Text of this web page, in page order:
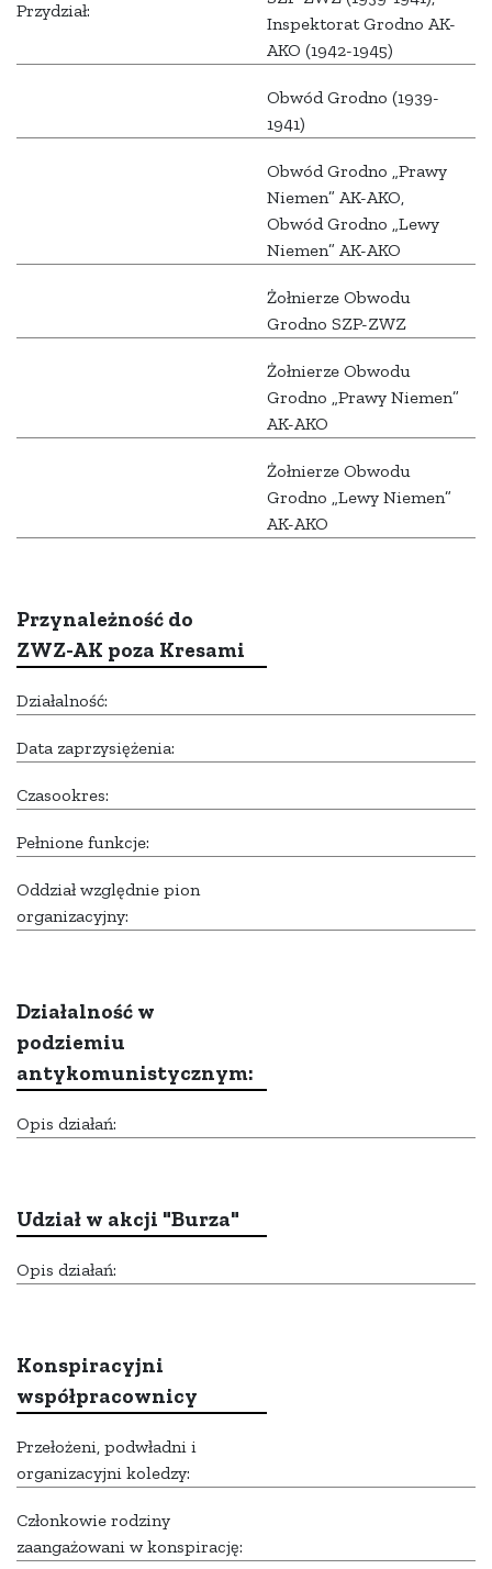
Przydział:
Inspektorat Grodno AK-
AKO (1942-1945)
Obwód Grodno (1939-
1941)
Obwód Grodno „Prawy
Niemen” AK-AKO,
Obwód Grodno „Lewy
Niemen” AK-AKO
Żołnierze Obwodu
Grodno SZP-ZWZ
Żołnierze Obwodu
Grodno „Prawy Niemen”
AK-AKO
Żołnierze Obwodu
Grodno „Lewy Niemen”
AK-AKO
Przynależność do
ZWZ-AK poza Kresami
Działalność:
Data zaprzysiężenia:
Czasookres:
Pełnione funkcje:
Oddział względnie pion
organizacyjny:
Działalność w
podziemiu
antykomunistycznym:
Opis działań:
Udział w akcji "Burza"
Opis działań:
Konspiracyjni
współpracownicy
Przełożeni, podwładni i
organizacyjni koledzy:
Członkowie rodziny
zaangażowani w konspirację: